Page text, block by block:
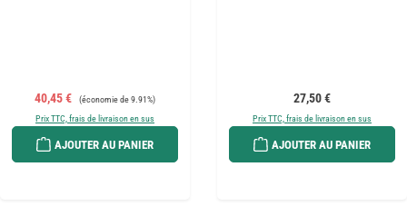
Prix de vente :
40,45 € Prix régulier :
(économie de 9.91%)
Prix TTC, frais de livraison en sus
AJOUTER AU PANIER
Prix régulier :
27,50 €
Prix TTC, frais de livraison en sus
AJOUTER AU PANIER